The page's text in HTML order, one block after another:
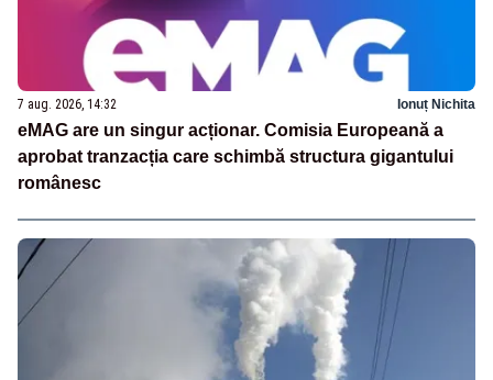
7 aug. 2026, 14:32 Ionuț Nichita
eMAG are un singur acționar. Comisia Europeană a
aprobat tranzacția care schimbă structura gigantului
românesc